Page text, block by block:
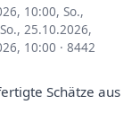
10:00, So.,
So., 25.10.2026,
10:00 · 8442
Schätze aus